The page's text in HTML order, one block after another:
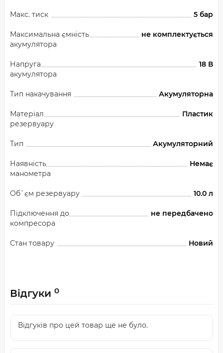
Макс. тиск 5 бар
Максимальна ємність
акумулятора
не комплектується
Напруга
акумулятора
18 В
Тип накачування Акумуляторна
Матеріал
резервуару
Пластик
Тип Акумуляторний
Наявність
манометра
Немає
Об`єм резервуару 10.0 л
Підключення до
компресора
не передбачено
Стан товару Новий
Відгуки 0
Відгуків про цей товар ще не було.